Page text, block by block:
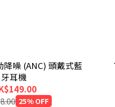
(ANC) 頭戴式藍
牙耳機
25% OFF